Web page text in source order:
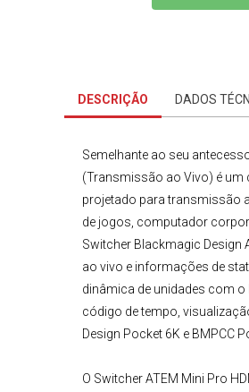
DESCRIÇÃO DADOS
Semelhante ao seu
(Transmissão ao Vivo) é um
projetado para transmissão
de jogos, computador
Switcher Blackmagic Design
ao vivo e informações de
dinâmica de unidades com
código de tempo,
Design Pocket 6K e BMPCC
O Switcher ATEM Mini Pro